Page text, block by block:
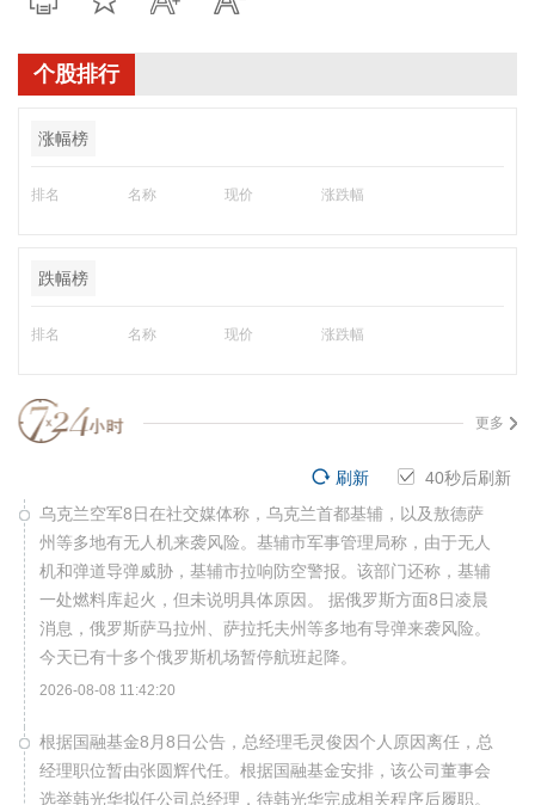
个股排行
涨幅榜
排名 名称 现价 涨跌幅
跌幅榜
排名 名称 现价 涨跌幅
更多
40秒后刷新
刷新
乌克兰空军8日在社交媒体称，乌克兰首都基辅，以及敖德萨
州等多地有无人机来袭风险。基辅市军事管理局称，由于无人
机和弹道导弹威胁，基辅市拉响防空警报。该部门还称，基辅
一处燃料库起火，但未说明具体原因。 据俄罗斯方面8日凌晨
消息，俄罗斯萨马拉州、萨拉托夫州等多地有导弹来袭风险。
今天已有十多个俄罗斯机场暂停航班起降。
2026-08-08 11:42:20
根据国融基金8月8日公告，总经理毛灵俊因个人原因离任，总
经理职位暂由张圆辉代任。根据国融基金安排，该公司董事会
选举韩光华拟任公司总经理，待韩光华完成相关程序后履职。